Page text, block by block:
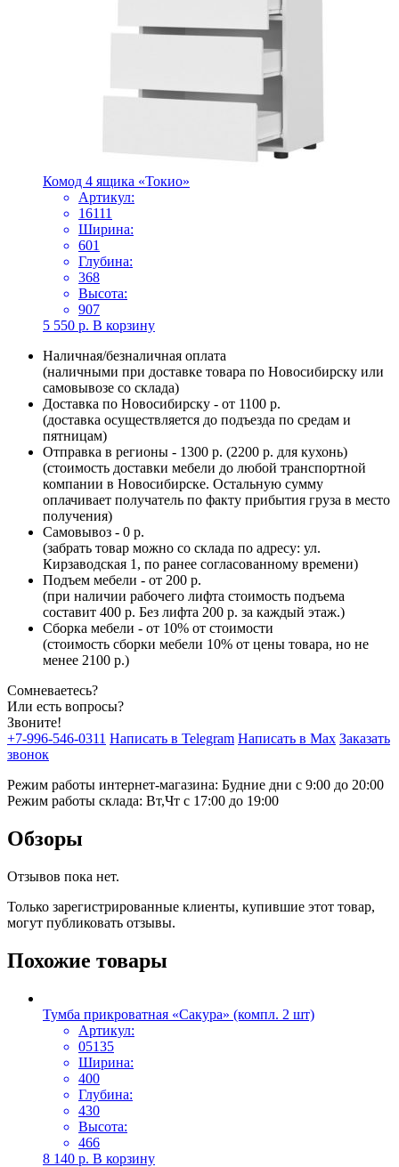
Комод 4 ящика «Токио»
Артикул:
16111
Ширина:
601
Глубина:
368
Высота:
907
5 550 р. В корзину
Наличная/безналичная оплата
(наличными при доставке товара по Новосибирску или
самовывозе со склада)
Доставка по Новосибирску - от 1100 р.
(доставка осуществляется до подъезда по средам и
пятницам)
Отправка в регионы - 1300 р. (2200 р. для кухонь)
(стоимость доставки мебели до любой транспортной
компании в Новосибирске. Остальную сумму
оплачивает получатель по факту прибытия груза в место
получения)
Самовывоз - 0 р.
(забрать товар можно со склада по адресу: ул.
Кирзаводская 1, по ранее согласованному времени)
Подъем мебели - от 200 р.
(при наличии рабочего лифта стоимость подъема
составит 400 р. Без лифта 200 р. за каждый этаж.)
Сборка мебели - от 10% от стоимости
(стоимость сборки мебели 10% от цены товара, но не
менее 2100 р.)
Сомневаетесь?
Или есть вопросы?
Звоните!
+7-996-546-0311 Написать в Telegram Написать в Max Заказать
звонок
Режим работы интернет-магазина: Будние дни с 9:00 до 20:00
Режим работы склада: Вт,Чт с 17:00 до 19:00
Обзоры
Отзывов пока нет.
Только зарегистрированные клиенты, купившие этот товар,
могут публиковать отзывы.
Похожие товары
Тумба прикроватная «Сакура» (компл. 2 шт)
Артикул:
05135
Ширина:
400
Глубина:
430
Высота:
466
8 140 р. В корзину